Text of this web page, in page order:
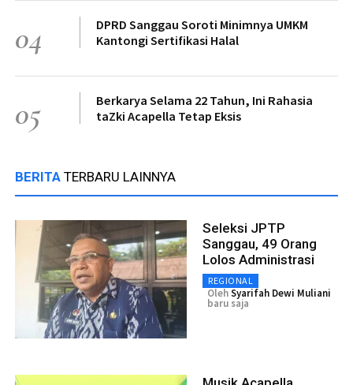
04
DPRD Sanggau Soroti Minimnya UMKM
Kantongi Sertifikasi Halal
05
Berkarya Selama 22 Tahun, Ini Rahasia
taZki Acapella Tetap Eksis
BERITA TERBARU LAINNYA
Seleksi JPTP
Sanggau, 49 Orang
Lolos Administrasi
REGIONAL
OlehSyarifah Dewi Muliani
baru saja